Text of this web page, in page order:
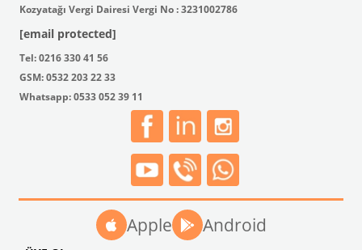
Kozyatağı Vergi Dairesi Vergi No : 3231002786
[email protected]
Tel: 0216 330 41 56
GSM: 0532 203 22 33
Whatsapp: 0533 052 39 11
Apple Android